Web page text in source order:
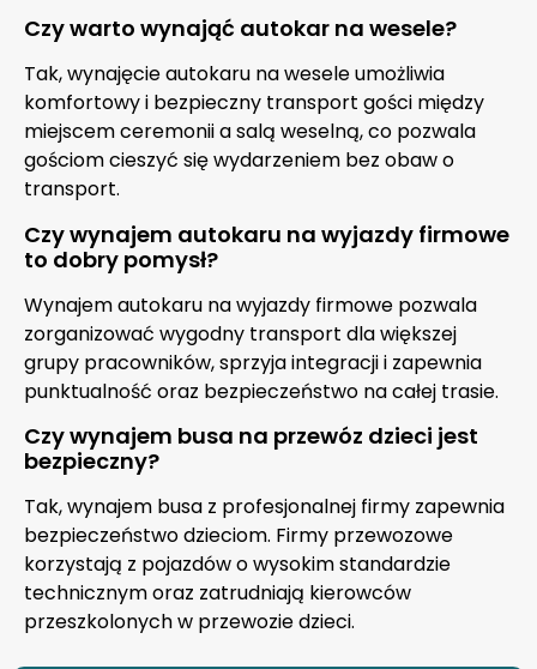
Czy warto wynająć autokar na wesele?
Tak, wynajęcie autokaru na wesele umożliwia
komfortowy i bezpieczny transport gości między
miejscem ceremonii a salą weselną, co pozwala
gościom cieszyć się wydarzeniem bez obaw o
transport.
Czy wynajem autokaru na wyjazdy firmowe
to dobry pomysł?
Wynajem autokaru na wyjazdy firmowe pozwala
zorganizować wygodny transport dla większej
grupy pracowników, sprzyja integracji i zapewnia
punktualność oraz bezpieczeństwo na całej trasie.
Czy wynajem busa na przewóz dzieci jest
bezpieczny?
Tak, wynajem busa z profesjonalnej firmy zapewnia
bezpieczeństwo dzieciom. Firmy przewozowe
korzystają z pojazdów o wysokim standardzie
technicznym oraz zatrudniają kierowców
przeszkolonych w przewozie dzieci.